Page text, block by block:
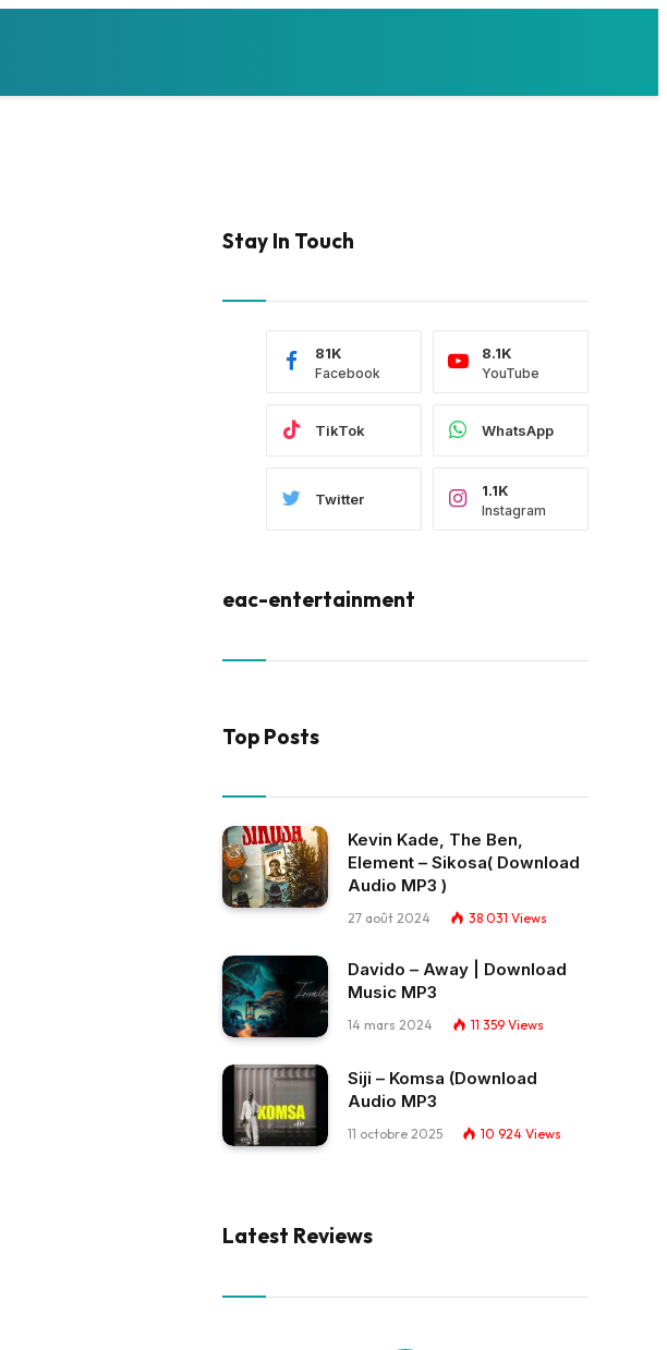
Stay In Touch
Facebook
81K
YouTube
8.1K
TikTok WhatsApp
Twitter
Instagram
1.1K
eac-entertainment
Top Posts
Kevin Kade, The Ben,
Element – Sikosa( Download
Audio MP3 )
27 août 2024 38 031 Views
Davido – Away | Download
Music MP3
14 mars 2024 11 359 Views
Siji – Komsa (Download
Audio MP3
11 octobre 2025 10 924 Views
Latest Reviews